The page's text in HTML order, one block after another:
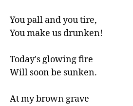
You pall and you tire,
You make us drunken!
Today's glowing fire
Will soon be sunken.
At my brown grave